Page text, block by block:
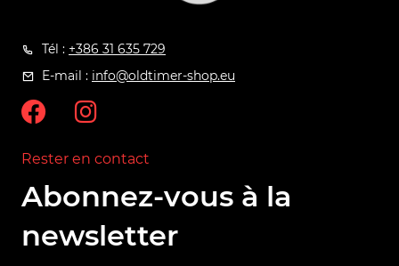
Tél : +386 31 635 729
E-mail : info@oldtimer-shop.eu
Rester en contact
Abonnez-vous à la
newsletter